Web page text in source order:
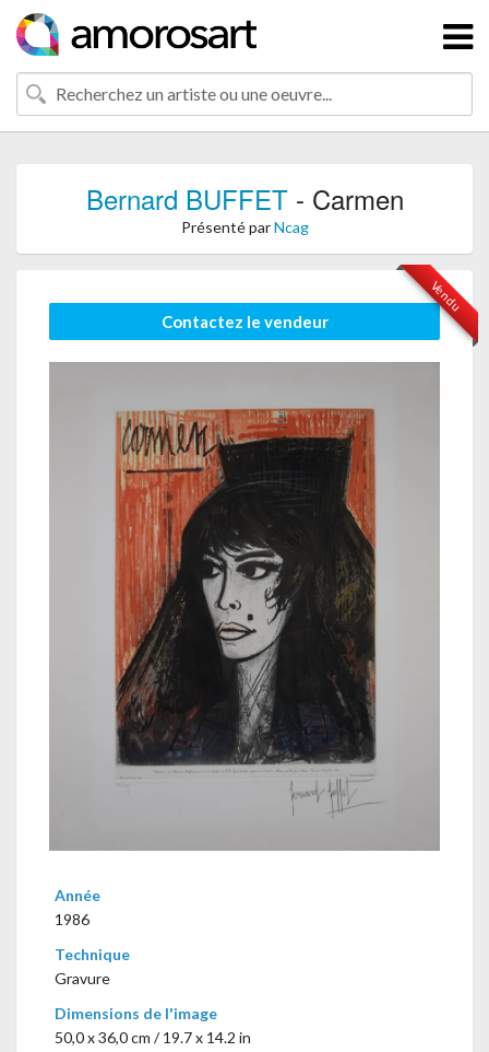
Bernard BUFFET- Carmen
Présenté parNcag
Vendu
Contactez le vendeur
Année
1986
Technique
Gravure
Dimensions de l'image
50,0 x 36,0 cm / 19.7 x 14.2 in